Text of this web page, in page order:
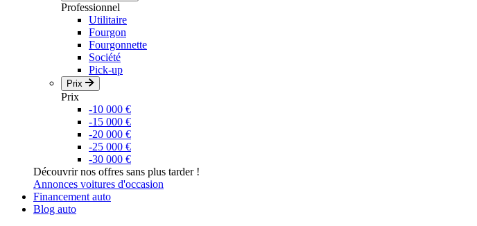
Professionnel
Utilitaire
Fourgon
Fourgonnette
Société
Pick-up
Prix
Prix
-10 000 €
-15 000 €
-20 000 €
-25 000 €
-30 000 €
Découvrir nos offres sans plus tarder !
Annonces voitures d'occasion
Financement auto
Blog auto